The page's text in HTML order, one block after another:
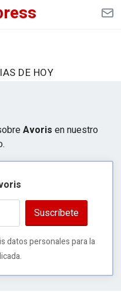
DE HOY
Avoris en nuestro
Suscríbete
datos personales para la